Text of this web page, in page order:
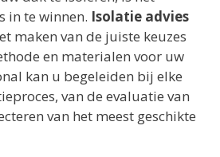
in te winnen. Isolatie advies
maken van de juiste keuzes
en materialen voor uw
kan u begeleiden bij elke
van de evaluatie van
van het meest geschikte